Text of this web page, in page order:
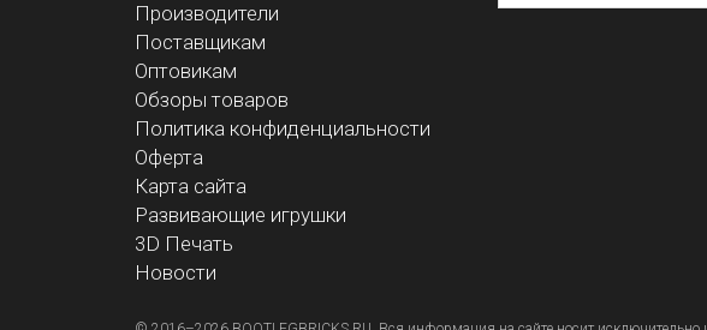
Производители
Поставщикам
Оптовикам
Обзоры товаров
Политика конфиденциальности
Оферта
Карта сайта
Развивающие игрушки
3D Печать
Новости